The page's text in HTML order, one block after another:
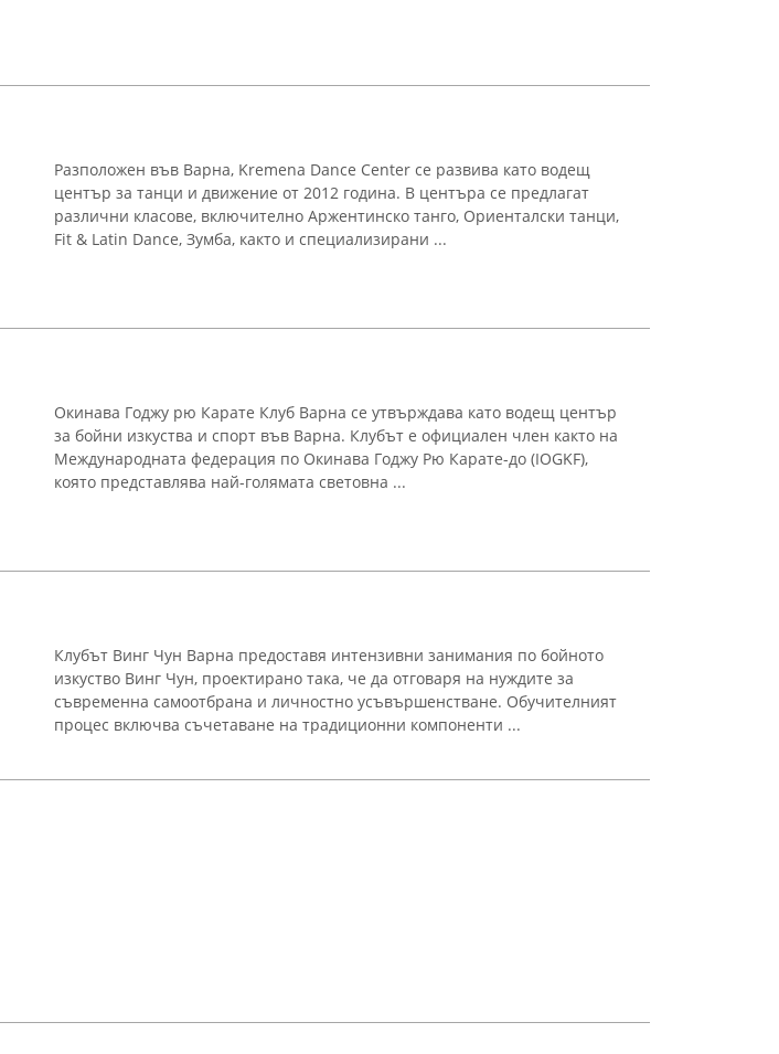
Разположен във Варна, Kremena Dance Center се развива като водещ
център за танци и движение от 2012 година. В центъра се предлагат
различни класове, включително Аржентинско танго, Ориенталски танци,
Fit & Latin Dance, Зумба, както и специализирани ...
Окинава Годжу рю Карате Клуб Варна се утвърждава като водещ център
за бойни изкуства и спорт във Варна. Клубът е официален член както на
Международната федерация по Окинава Годжу Рю Карате-до (IOGKF),
която представлява най-голямата световна ...
Клубът Винг Чун Варна предоставя интензивни занимания по бойното
изкуство Винг Чун, проектирано така, че да отговаря на нуждите за
съвременна самоотбрана и личностно усъвършенстване. Обучителният
процес включва съчетаване на традиционни компоненти ...